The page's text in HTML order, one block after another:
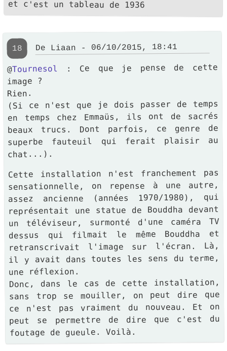
et c'est un tableau de 1936
18 De Liaan - 06/10/2015, 18:41
@Tournesol : Ce que je pense de cette
image ?
Rien.
(Si ce n'est que je dois passer de temps
en temps chez Emmaüs, ils ont de sacrés
beaux trucs. Dont parfois, ce genre de
superbe fauteuil qui ferait plaisir au
chat...).
Cette installation n'est franchement pas
sensationnelle, on repense à une autre,
assez ancienne (années 1970/1980), qui
représentait une statue de Bouddha devant
un téléviseur, surmonté d'une caméra TV
dessus qui filmait le même Bouddha et
retranscrivait l'image sur l'écran. Là,
il y avait dans toutes les sens du terme,
une réflexion.
Donc, dans le cas de cette installation,
sans trop se mouiller, on peut dire que
ce n'est pas vraiment du nouveau. Et on
peut se permettre de dire que c'est du
foutage de gueule. Voilà.